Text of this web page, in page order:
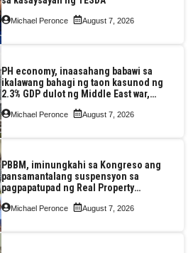
Michael Peronce August 7, 2026
PH economy, inaasahang babawi sa
ikalawang bahagi ng taon kasunod ng
2.3% GDP dulot ng Middle East war,
pagkaantala ng public construction
Michael Peronce August 7, 2026
PBBM, iminungkahi sa Kongreso ang
pansamantalang suspensyon sa
pagpapatupad ng Real Property
Valuation and Assessment Reform Act
Michael Peronce August 7, 2026